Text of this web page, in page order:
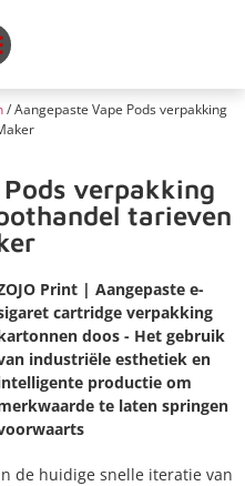
/ Aangepaste Vape Pods verpakking
verpakking
tarieven
Print | Aangepaste e-
cartridge verpakking
doos - Het gebruik
industriële esthetiek en
productie om
te laten springen
de huidige snelle iteratie van